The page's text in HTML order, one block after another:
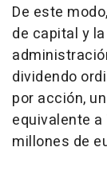
De este
de capital y
dividendo
por acción,
equivalente
millones de